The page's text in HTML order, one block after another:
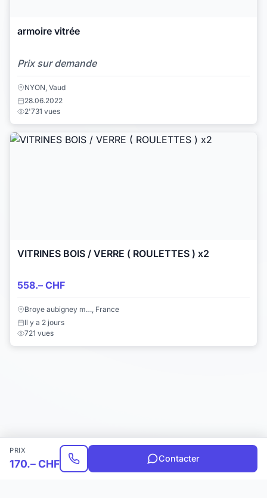
armoire vitrée
Prix sur demande
NYON, Vaud
28.06.2022
2'731 vues
VITRINES BOIS / VERRE ( ROULETTES ) x2
558.– CHF
Broye aubigney m…, France
Il y a 2 jours
721 vues
PRIX
170.– CHF Contacter